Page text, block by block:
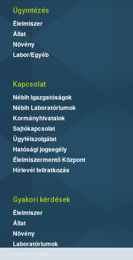
Ügyintézés
Élelmiszer
Állat
Növény
Labor/Egyéb
Kapcsolat
Nébih Igazgatóságok
Nébih Laboratóriumok
Kormányhivatalok
Sajtókapcsolat
Ügyfélszolgálat
Hatósági jogsegély
Élelmiszermentő Központ
Hírlevél feliratkozás
Gyakori kérdések
Élelmiszer
Állat
Növény
Laboratóriumok